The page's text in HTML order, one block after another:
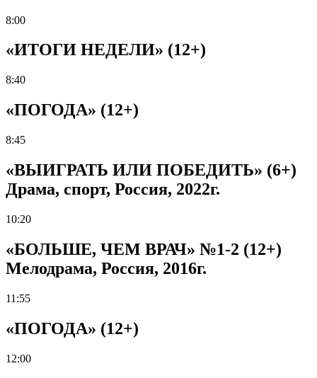
8:00
«ИТОГИ НЕДЕЛИ» (12+)
8:40
«ПОГОДА» (12+)
8:45
«ВЫИГРАТЬ ИЛИ ПОБЕДИТЬ» (6+)
Драма, спорт, Россия, 2022г.
10:20
«БОЛЬШЕ, ЧЕМ ВРАЧ» №1-2 (12+)
Мелодрама, Россия, 2016г.
11:55
«ПОГОДА» (12+)
12:00